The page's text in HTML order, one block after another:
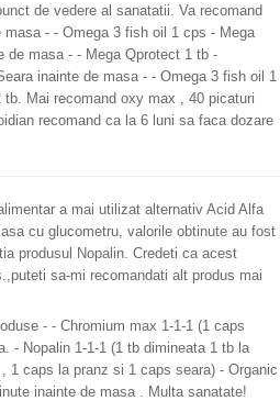
de vedere al sanatatii. Va recomand
- - Omega 3 fish oil 1 cps - Mega
de masa - - Mega Qprotect 1 tb -
inainte de masa - - Omega 3 fish oil 1
Mai recomand oxy max , 40 picaturi
recomand ca la 6 luni sa faca dozare
a mai utilizat alternativ Acid Alfa
cu glucometru, valorile obtinute au fost
produsul Nopalin. Credeti ca acest
sa-mi recomandati alt produs mai
- - Chromium max 1-1-1 (1 caps
- Nopalin 1-1-1 (1 tb dimineata 1 tb la
1 caps la pranz si 1 caps seara) - Organic
inainte de masa . Multa sanatate!